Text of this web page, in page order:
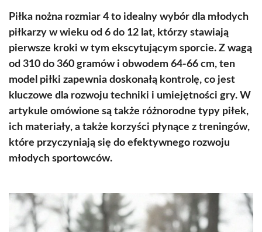
Piłka nożna rozmiar 4 to idealny wybór dla młodych
piłkarzy w wieku od 6 do 12 lat, którzy stawiają
pierwsze kroki w tym ekscytującym sporcie. Z wagą
od 310 do 360 gramów i obwodem 64-66 cm, ten
model piłki zapewnia doskonałą kontrolę, co jest
kluczowe dla rozwoju techniki i umiejętności gry. W
artykule omówione są także różnorodne typy piłek,
ich materiały, a także korzyści płynące z treningów,
które przyczyniają się do efektywnego rozwoju
młodych sportowców.